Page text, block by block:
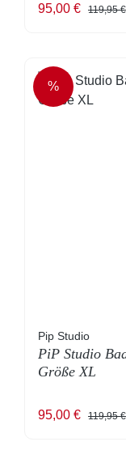
95,00 € 119,95 €
RABATT
%
Pip Studio
PiP Studio
Größe XL
95,00 € 119,95 €